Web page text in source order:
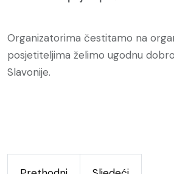
Organizatorima čestitamo na
posjetiteljima želimo ugodnu
Slavonije.